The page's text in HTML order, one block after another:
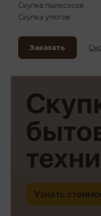
Скупка пылесосов
Скупка утюгов
Заказать